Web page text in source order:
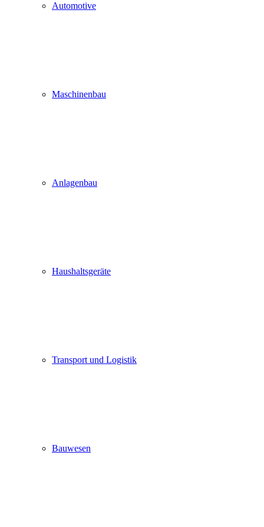
Automotive
Maschinenbau
Anlagenbau
Haushaltsgeräte
Transport und Logistik
Bauwesen